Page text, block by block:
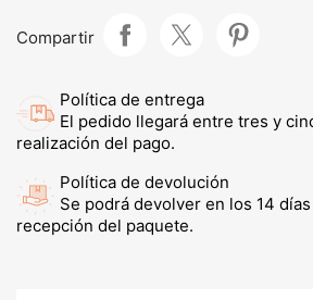
Compartir
Política de entrega
El pedido llegará entre tres y
realización del pago.
Política de devolución
Se podrá devolver en los 14
recepción del paquete.